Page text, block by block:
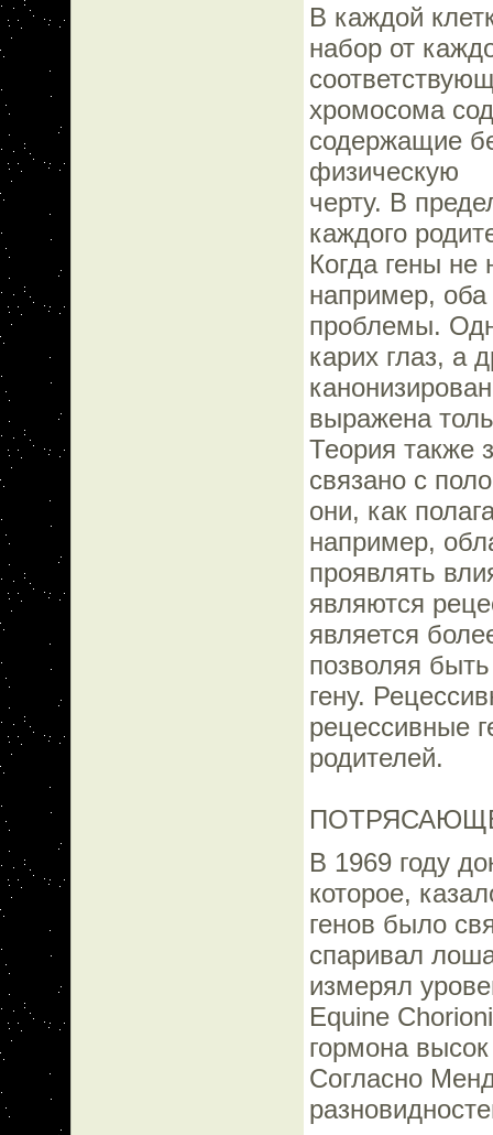
В каждой
набор от
хромосома
содержащие
физическую
черту. В
каждого
Когда гены не
например, оба
проблемы.
карих глаз, а
выражена
Теория также
связано с
они, как
например,
проявлять
являются
является
позволяя
гену.
рецессивные
родителей.
В 1969 году
которое,
генов было
спаривал
измерял
Equine
гормона
Согласно